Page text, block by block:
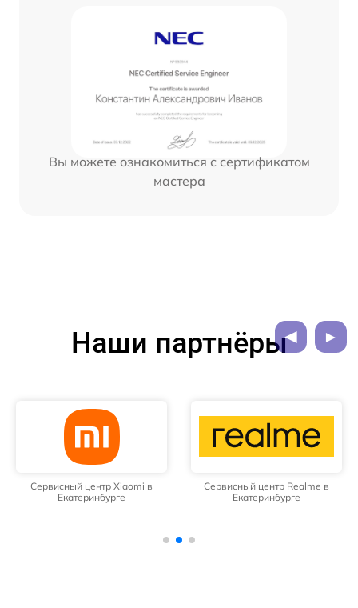
Вы можете ознакомиться с сертификатом
мастера
Наши партнёры
Сервисный центр Xiaomi в
Екатеринбурге
Сервисный центр Realme в
Екатеринбурге